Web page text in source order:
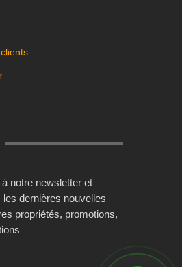
notre newsletter et
dernières nouvelles
propriétés, promotions,